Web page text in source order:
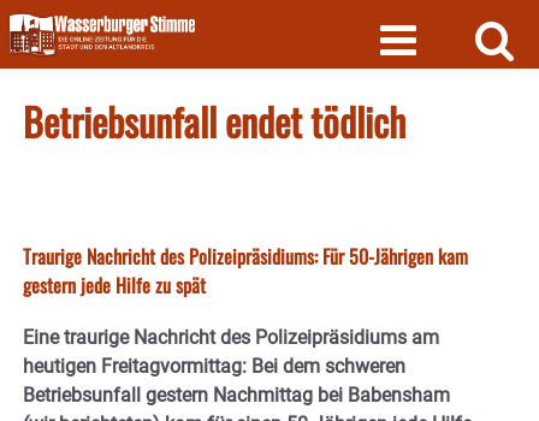
Skip
to
content
Betriebsunfall endet tödlich
Traurige Nachricht des Polizeipräsidiums: Für 50-Jährigen kam
gestern jede Hilfe zu spät
Eine traurige Nachricht des Polizeipräsidiums am
heutigen Freitagvormittag: Bei dem schweren
Betriebsunfall gestern Nachmittag bei Babensham